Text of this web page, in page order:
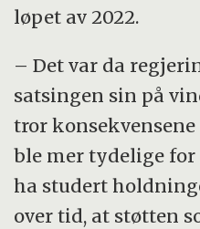
løpet av 2022.
– Det var da
satsingen sin på
tror
ble mer tydelige for
ha studert
over tid, at støtten